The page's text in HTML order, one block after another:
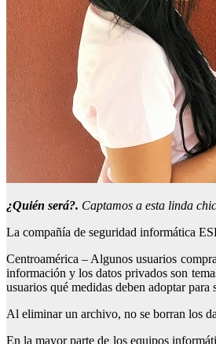
¿Quién será?. Captamos a esta linda
La compañía de seguridad informática
Centroamérica – Algunos usuarios
información y los datos privadosson
usuarios qué medidas deben adoptar
Al eliminar un archivo, no se borran los
En la mayor parte de los equipos